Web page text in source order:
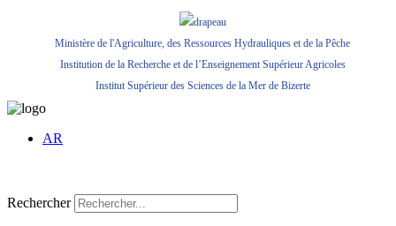
Ministère de l'Agriculture, des Ressources Hydrauliques et de la Pêche
Institution de la Recherche et de l’Enseignement Supérieur Agricoles
Institut Supérieur des Sciences de la Mer de Bizerte
AR
Rechercher